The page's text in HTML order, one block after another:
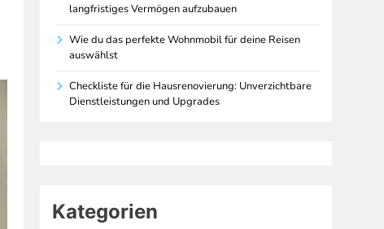
langfristiges Vermögen aufzubauen
Wie du das perfekte Wohnmobil für deine Reisen
auswählst
Checkliste für die Hausrenovierung: Unverzichtbare
Dienstleistungen und Upgrades
Kategorien